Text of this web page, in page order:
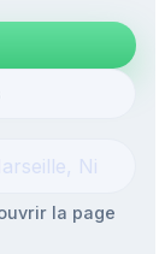
la page